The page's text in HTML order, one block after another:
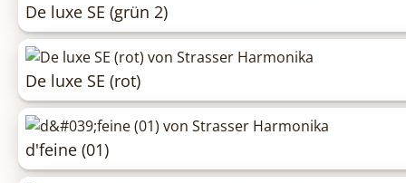
De luxe SE (grün 2)
De luxe SE (rot)
d'feine (01)